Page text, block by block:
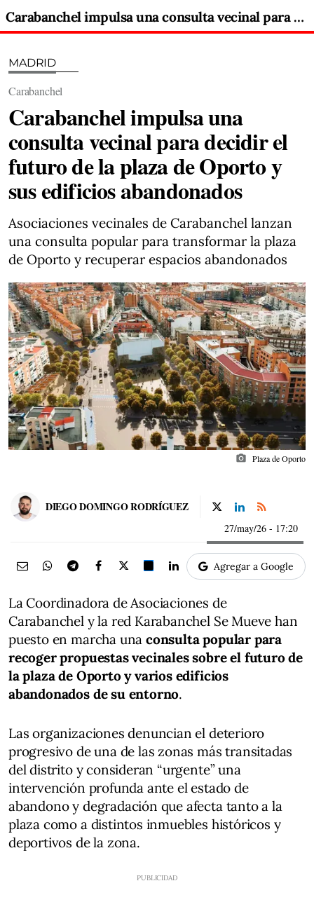
Carabanchel impulsa una consulta vecinal para decidir el futuro de la plaza de Oporto y sus edificios abandonados
MADRID
Carabanchel
Carabanchel impulsa una
consulta vecinal para decidir el
futuro de la plaza de Oporto y
sus edificios abandonados
Asociaciones vecinales de Carabanchel lanzan
una consulta popular para transformar la plaza
de Oporto y recuperar espacios abandonados
photo_camera Plaza de Oporto
DIEGO DOMINGO RODRÍGUEZ
27/may/26 - 17:20
Agregar a Google
La Coordinadora de Asociaciones de
Carabanchel y la red Karabanchel Se Mueve han
puesto en marcha unaconsulta popular para
recoger propuestas vecinales sobre el futuro de
la plaza de Oporto y varios edificios
abandonados de su entorno.
Las organizaciones denuncian el deterioro
progresivo de una de las zonas más transitadas
del distrito y consideran “urgente” una
intervención profunda ante el estado de
abandono y degradación que afecta tanto a la
plaza como a distintos inmuebles históricos y
deportivos de la zona.